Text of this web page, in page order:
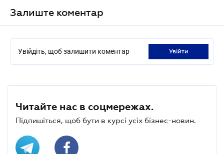
Залиште коментар
Увійдіть, щоб залишити коментар увійти
Читайте нас в соцмережах.
Підпишіться, щоб бути в курсі усіх бізнес-новин.